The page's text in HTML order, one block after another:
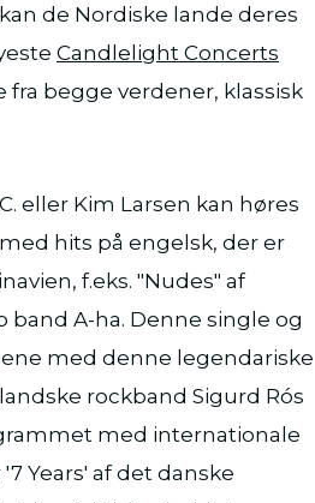
de Nordiske lande deres
Candlelight Concerts
begge verdener, klassisk
eller Kim Larsen kan høres
hits på engelsk, der er
f.eks. "Nudes" af
band A-ha. Denne single og
med denne legendariske
rockband Sigurd Rós
med internationale
Years' af det danske